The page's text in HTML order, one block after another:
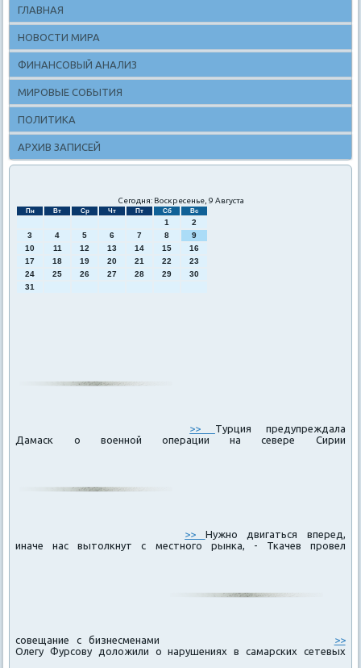
ГЛАВНАЯ
НОВОСТИ МИРА
ФИНАНСОВЫЙ АНАЛИЗ
МИРОВЫЕ СОБЫТИЯ
ПОЛИТИКА
АРХИВ ЗАПИСЕЙ
Сегодня: Воскресенье, 9 Августа
Пн Вт Ср Чт Пт Сб Вс
1
2
3
4 5 6 7 8
9
10
11 12 13 14 15
16
17
18 19 20 21 22
23
24
25 26 27 28 29
30
31
>> Турция предупреждала
Дамаск о военной операции на севере Сирии
>> Нужно двигаться вперед,
иначе нас вытолкнут с местного рынка, - Ткачев провел
совещание с бизнесменами
>>
Олегу Фурсову доложили о нарушениях в самарских сетевых